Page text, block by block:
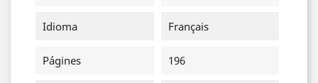
Idioma Français
Págines 196